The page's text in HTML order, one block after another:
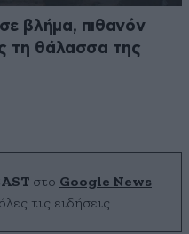
βλήμα, πιθανόν
τη θάλασσα της
στο Google News
τις ειδήσεις